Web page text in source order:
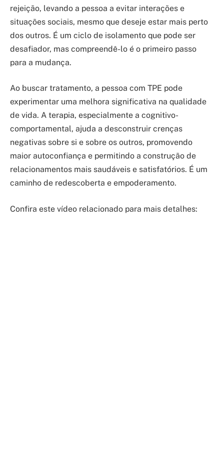
rejeição, levando a pessoa a evitar interações e
situações sociais, mesmo que deseje estar mais perto
dos outros. É um ciclo de isolamento que pode ser
desafiador, mas compreendê-lo é o primeiro passo
para a mudança.
Ao buscar tratamento, a pessoa com TPE pode
experimentar uma melhora significativa na qualidade
de vida. A terapia, especialmente a cognitivo-
comportamental, ajuda a desconstruir crenças
negativas sobre si e sobre os outros, promovendo
maior autoconfiança e permitindo a construção de
relacionamentos mais saudáveis e satisfatórios. É um
caminho de redescoberta e empoderamento.
Confira este vídeo relacionado para mais detalhes: